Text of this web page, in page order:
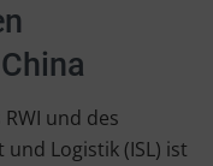
und des
Logistik (ISL) ist